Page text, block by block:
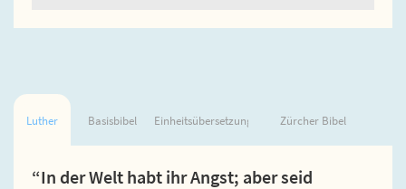
Luther Basisbibel Einheitsübersetzung Zürcher Bibel
“In der Welt habt ihr Angst; aber seid